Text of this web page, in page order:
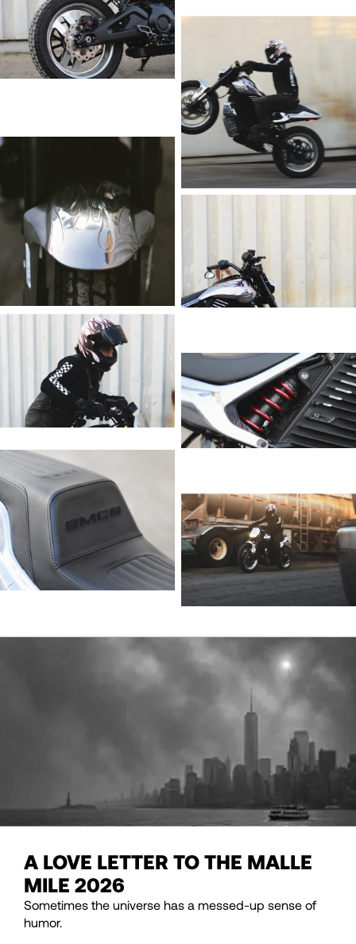
A LOVE LETTER TO THE MALLE
MILE 2026
Sometimes the universe has a messed-up sense of
humor.